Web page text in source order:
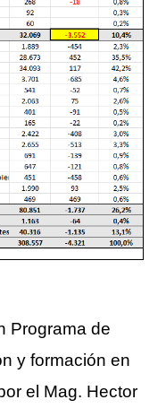
Programa de
y formación en
el Mag. Hector